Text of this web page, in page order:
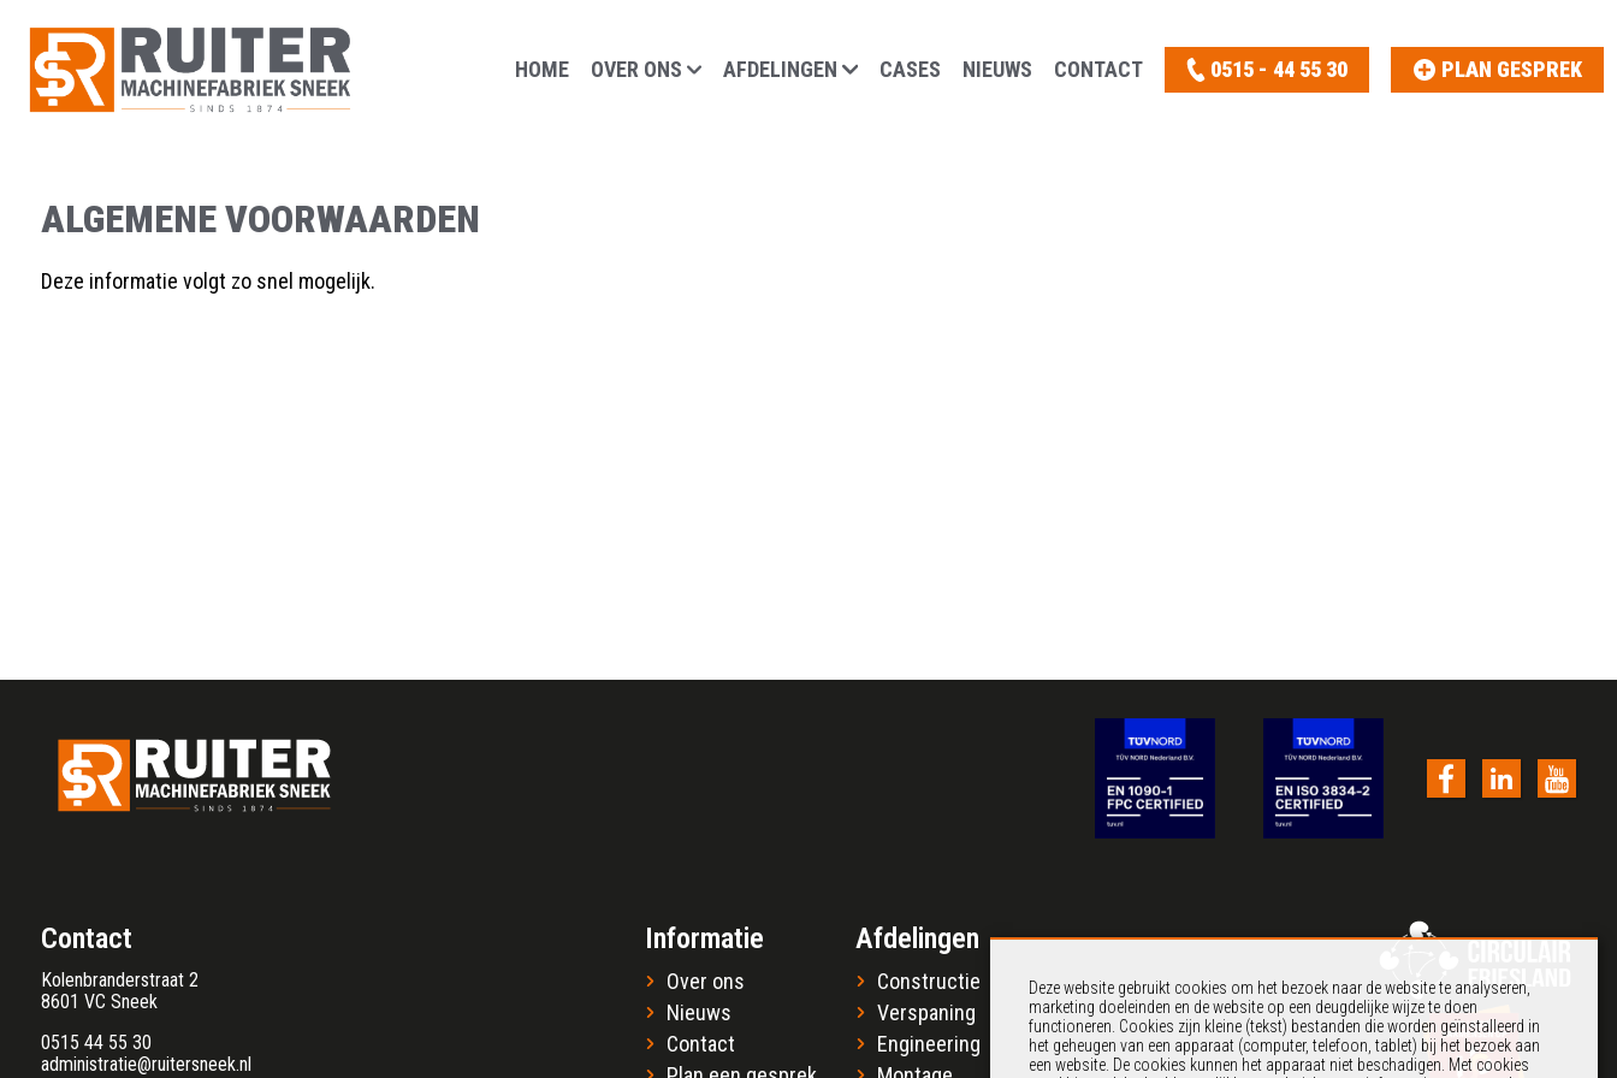
HOME OVER ONS AFDELINGEN CASES NIEUWS CONTACT 0515 - 44 55 30 PLAN GESPREK
ALGEMENE VOORWAARDEN
Deze informatie volgt zo snel mogelijk.
Contact
Kolenbranderstraat 2
8601 VC Sneek
0515 44 55 30
administratie@ruitersneek.nl
Informatie
Over ons
Nieuws
Contact
Afdelingen
Constructie
Verspaning
Engineering
Deze website gebruikt cookies om het bezoek naar de website te analyseren,
marketing doeleinden en de website op een deugdelijke wijze te doen
functioneren. Cookies zijn kleine (tekst) bestanden die worden geïnstalleerd in
het geheugen van een apparaat (computer, telefoon, tablet) bij het bezoek aan
een website. De cookies kunnen het apparaat niet beschadigen. Met cookies